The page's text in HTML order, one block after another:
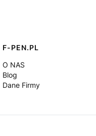
F-PEN.PL
O NAS
Blog
Dane Firmy